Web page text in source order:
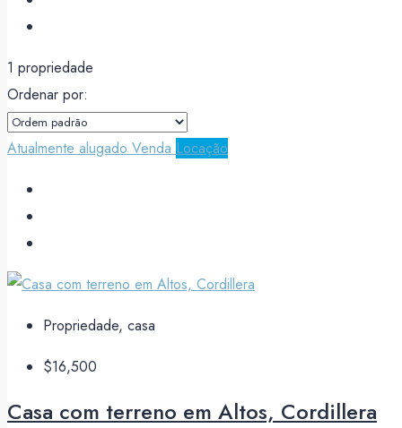
1 propriedade
Ordenar por:
Atualmente alugado Venda Locação
Propriedade, casa
$16,500
Casa com terreno em Altos, Cordillera